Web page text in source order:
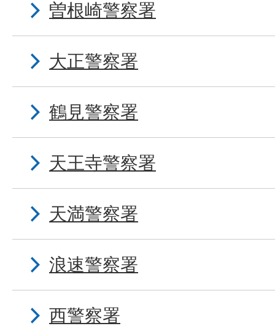
曽根崎警察署
大正警察署
鶴見警察署
天王寺警察署
天満警察署
浪速警察署
西警察署